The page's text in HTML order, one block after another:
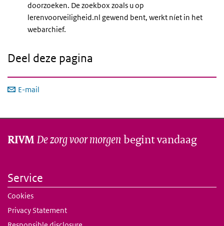
doorzoeken. De zoekbox zoals u op
lerenvoorveiligheid.nl gewend bent, werkt níet in het
webarchief.
Deel deze pagina
E-mail
RIVMDe zorg voor morgen begint vandaag
Service
Cookies
Privacy Statement